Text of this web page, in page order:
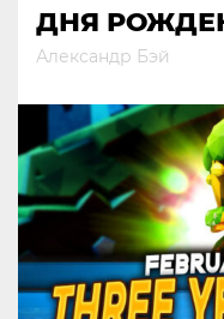
ДНЯ
Александр Бэй